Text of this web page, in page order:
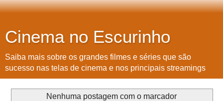
Cinema no Escurinho
Saiba mais sobre os grandes filmes e séries que são
sucesso nas telas de cinema e nos principais streamings
Nenhuma postagem com o marcador